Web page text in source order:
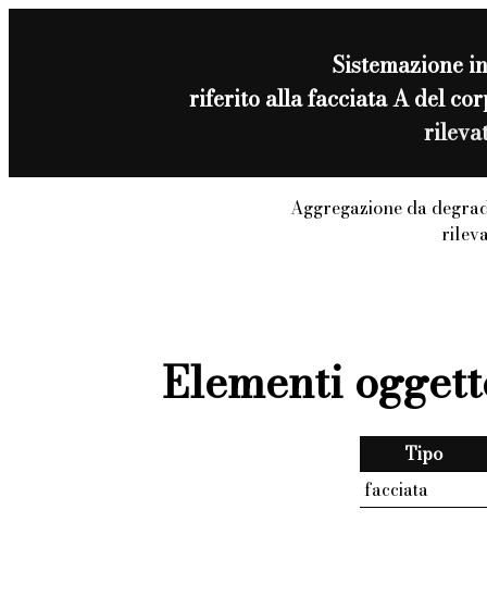
Sistemazione
riferito alla facciata A del
Aggregazione da
Elementi
Tipo
facciata